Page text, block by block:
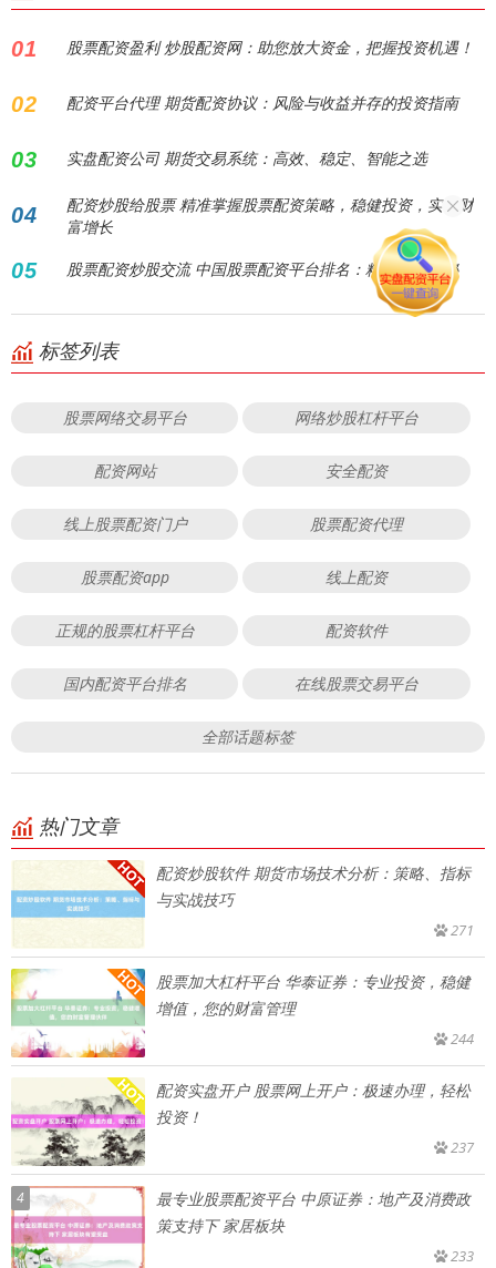
01 股票配资盈利 炒股配资网：助您放大资金，把握投资机遇！
02 配资平台代理 期货配资协议：风险与收益并存的投资指南
03 实盘配资公司 期货交易系统：高效、稳定、智能之选
04
配资炒股给股票 精准掌握股票配资策略，稳健投资，实现财
富增长
05 股票配资炒股交流 中国股票配资平台排名：精选榜单揭秘
标签列表
股票网络交易平台 网络炒股杠杆平台
配资网站 安全配资
线上股票配资门户 股票配资代理
股票配资app 线上配资
正规的股票杠杆平台 配资软件
国内配资平台排名 在线股票交易平台
全部话题标签
热门文章
配资炒股软件 期货市场技术分析：策略、指标
与实战技巧
271
股票加大杠杆平台 华泰证券：专业投资，稳健
增值，您的财富管理
244
配资实盘开户 股票网上开户：极速办理，轻松
投资！
237
4
最专业股票配资平台 中原证券：地产及消费政
策支持下 家居板块
233